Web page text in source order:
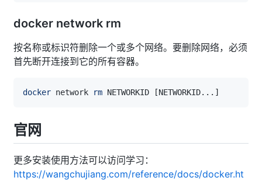
docker network rm
按名称或标识符删除一个或多个网络。要删除网络，必须
首先断开连接到它的所有容器。
docker network rm NETWORKID [NETWORKID.. . ]
官网
更多安装使用方法可以访问学习：
https://wangchujiang.com/reference/docs/docker.ht